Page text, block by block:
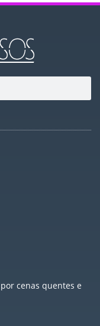
cenas quentes e